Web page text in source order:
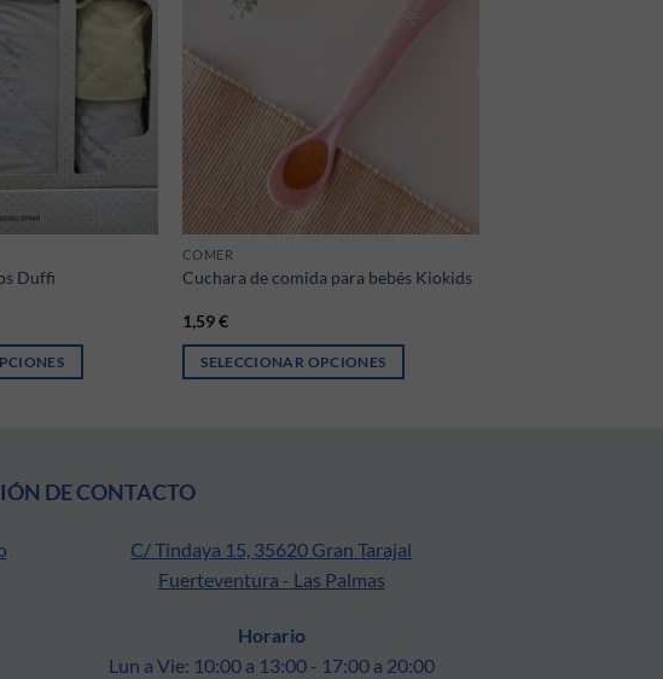
Duffi
COMER
Cuchara de comida para bebés Kiokids
1,59€
SELECCIONAR OPCIONES
DE CONTACTO
C/ Tindaya 15, 35620 Gran Tarajal
Fuerteventura - Las Palmas
Horario
Lun a Vie: 10:00 a 13:00 - 17:00 a 20:00